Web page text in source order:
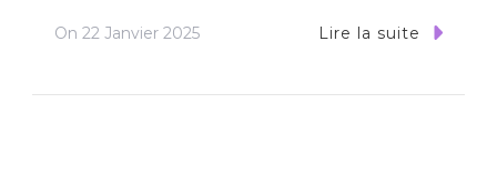
On 22 Janvier 2025 Lire la suite